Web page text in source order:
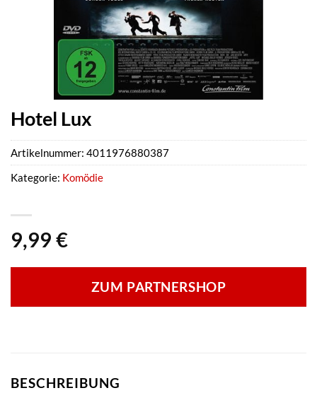
Hotel Lux
9,99 €
ZUM PARTNERSHOP
Artikelnummer: 4011976880387
Kategorie: Komödie
BESCHREIBUNG